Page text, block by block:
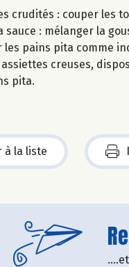
crudités : couper les
sauce : mélanger la
les pains pita comme
assiettes creuses,
pita.
à la liste